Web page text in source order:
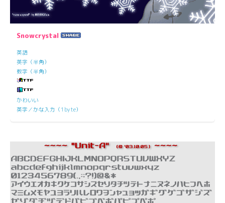
Snowcrystal
英語
英字（半角）
数字（半角）
かわいい
英字／かな入力（1byte）